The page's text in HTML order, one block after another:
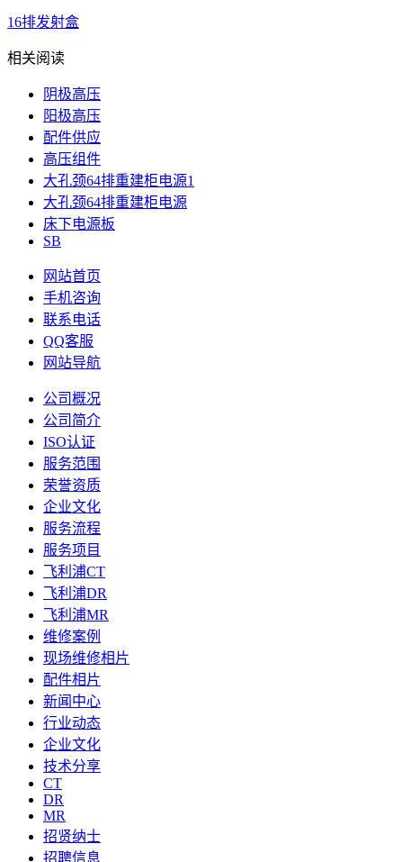
16排发射盒
相关阅读
阴极高压
阳极高压
配件供应
高压组件
大孔颈64排重建柜电源1
大孔颈64排重建柜电源
床下电源板
SB
网站首页
手机咨询
联系电话
QQ客服
网站导航
公司概况
公司简介
ISO认证
服务范围
荣誉资质
企业文化
服务流程
服务项目
飞利浦CT
飞利浦DR
飞利浦MR
维修案例
现场维修相片
配件相片
新闻中心
行业动态
企业文化
技术分享
CT
DR
MR
招贤纳士
招聘信息